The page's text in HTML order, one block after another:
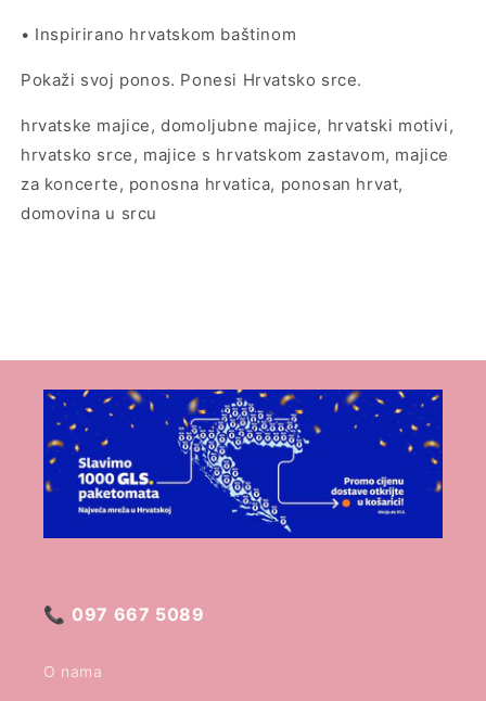
• Inspirirano hrvatskom baštinom
Pokaži svoj ponos. Ponesi Hrvatsko srce.
hrvatske majice, domoljubne majice, hrvatski motivi,
hrvatsko srce, majice s hrvatskom zastavom, majice
za koncerte, ponosna hrvatica, ponosan hrvat,
domovina u srcu
📞 097 667 5089
O nama